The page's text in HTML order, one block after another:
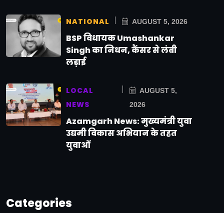
NATIONAL AUGUST 5, 2026
BSP विधायक Umashankar
Singh का निधन, कैंसर से लंबी
लड़ाई
LOCAL
NEWS
AUGUST 5,
2026
Azamgarh News: मुख्यमंत्री युवा
उद्यमी विकास अभियान के तहत
युवाओं
Categories